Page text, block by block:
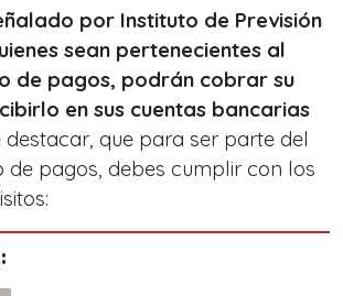
por Instituto de Previsión
sean pertenecientes al
de pagos, podrán cobrar su
en sus cuentas bancarias
destacar, que para ser parte del
de pagos, debes cumplir con los